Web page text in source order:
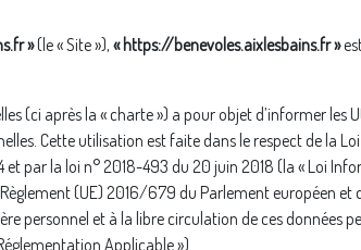
»(le « Site »), « https://benevoles.aixlesbains.fr »
(ci après la « charte ») a pour objet d’informer les
Cette utilisation est faite dans le respect de la
par la loi n° 2018-493 du 20 juin 2018 (la « Loi
(UE) 2016/679 du Parlement européen
personnel et à la libre circulation de ces données
Applicable »).